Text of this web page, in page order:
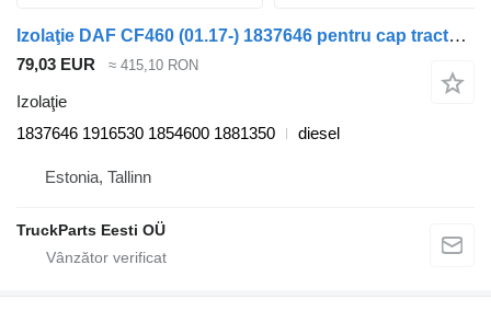
Izolaţie DAF CF460 (01.17-) 1837646 pentru cap tractor DAF CF450, CF460 (2017-)
79,03 EUR ≈ 415,10 RON
Izolaţie
1837646 1916530 1854600 1881350
diesel
Estonia, Tallinn
TruckParts Eesti OÜ